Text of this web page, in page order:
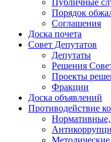
Публичные
Порядок
Соглашения
Доска почета
Совет Депутатов
Депутаты
Решения
Проекты
Фракции
Доска объявлений
Противодействие